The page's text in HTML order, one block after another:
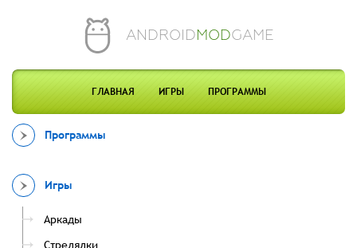
ANDROIDMODGAME
ГЛАВНАЯ ИГРЫ ПРОГРАММЫ
Программы
Игры
Аркады
Стрелялки